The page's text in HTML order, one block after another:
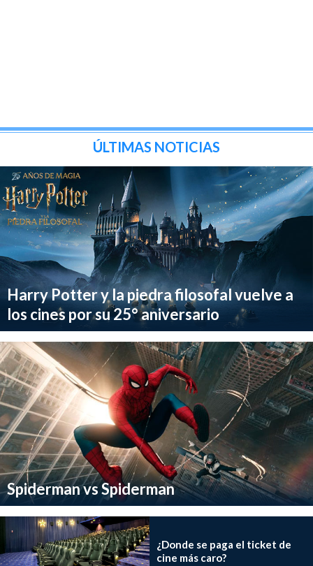
ÚLTIMAS NOTICIAS
Harry Potter y la piedra filosofal vuelve a
los cines por su 25° aniversario
Spiderman vs Spiderman
¿Donde se paga el ticket de
cine más caro?